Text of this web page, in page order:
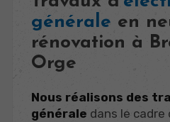
générale en
rénovation à
Orge
Nous réalisons des
générale dans le cadre